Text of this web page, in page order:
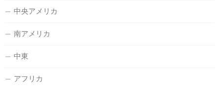
中央アメリカ
南アメリカ
中東
アフリカ